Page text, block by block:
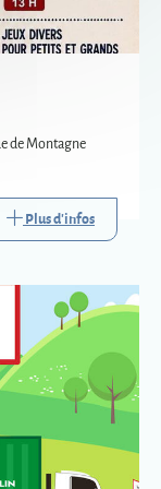
de certains
Communauté,
plus éloignées